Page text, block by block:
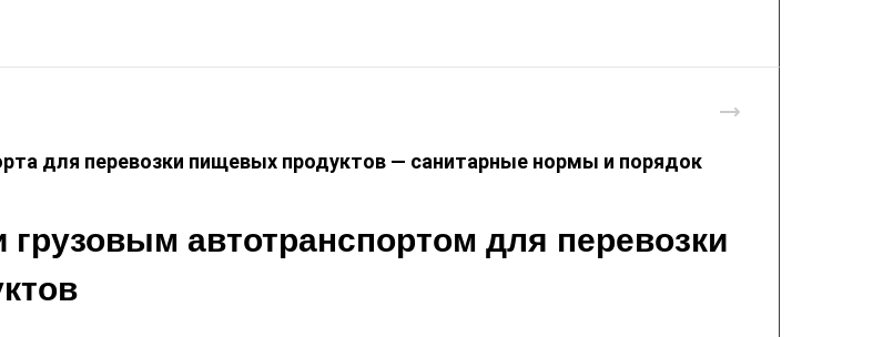
для перевозки пищевых продуктов — санитарные нормы и порядок
грузовым автотранспортом для перевозки